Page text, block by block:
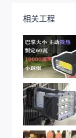
相关工程